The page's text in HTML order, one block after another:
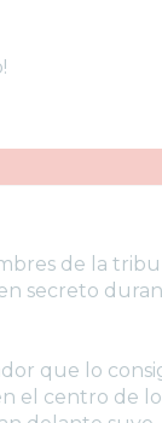
de la
secreto
que lo
el centro de